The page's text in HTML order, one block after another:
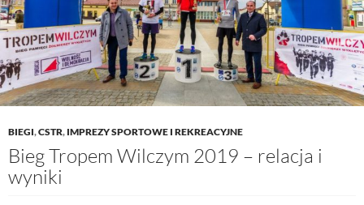
BIEGI,CSTR, IMPREZY SPORTOWE I REKREACYJNE
Bieg Tropem Wilczym 2019 – relacja i
wyniki